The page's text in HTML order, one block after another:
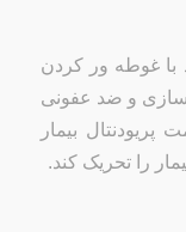
با غوطه ور کردن
و ضد عفونی
بیمار
را تحریک کند.